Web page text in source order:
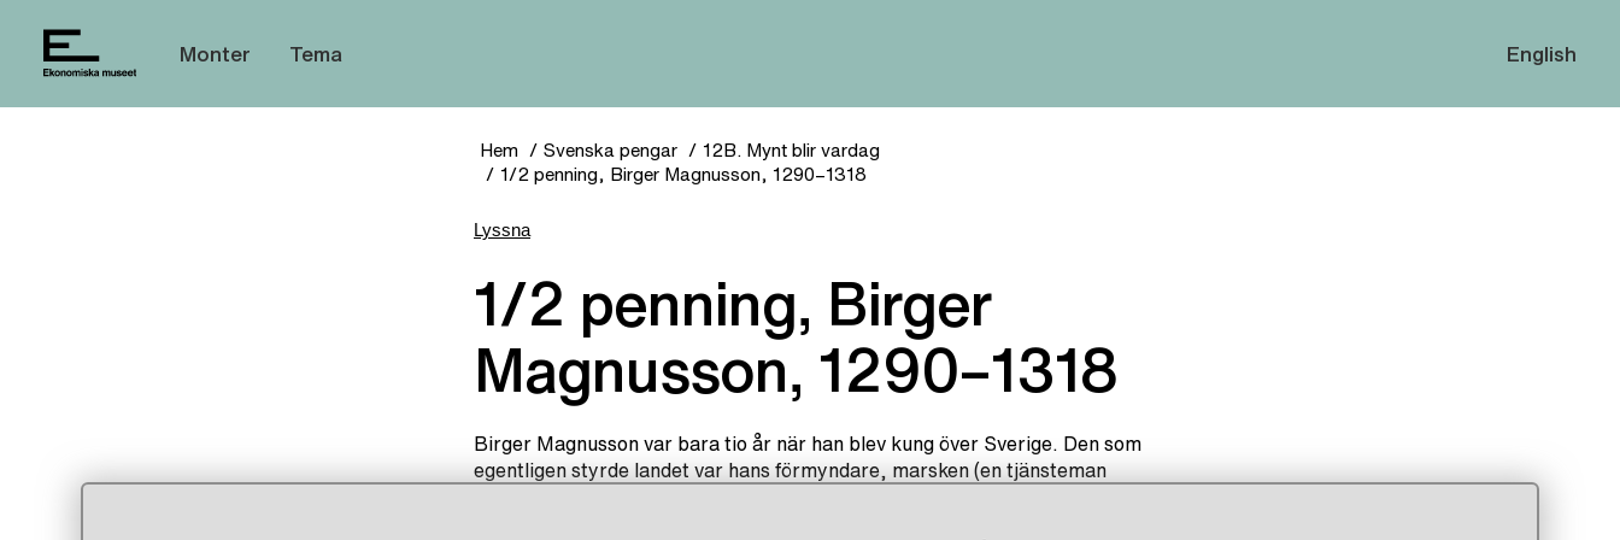
Monter Tema English
Hem Svenska pengar
12B. Mynt blir vardag
1/2 penning, Birger Magnusson, 1290–1318
Lyssna
1/2 penning, Birger
Magnusson, 1290–1318
Birger Magnusson var bara tio år när han blev kung över Sverige. Den som
egentligen styrde landet var hans förmyndare, marsken (en tjänsteman